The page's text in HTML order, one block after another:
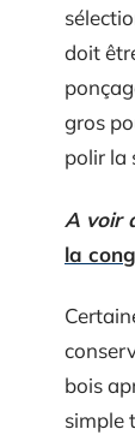
doit
gros
polir la
A voir
la
bois
simple